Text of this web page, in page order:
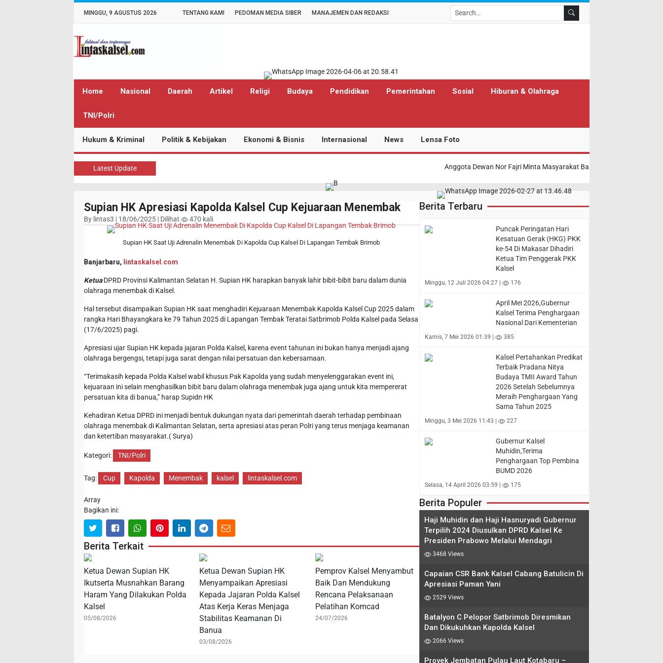
MINGGU, 9 AGUSTUS 2026 TENTANG KAMI PEDOMAN MEDIA SIBER MANAJEMEN DAN REDAKSI
Home Nasional Daerah Artikel Religi Budaya Pendidikan Pemerintahan Sosial Hiburan & Olahraga
TNI/Polri
Hukum & Kriminal Politik & Kebijakan Ekonomi & Bisnis Internasional News Lensa Foto
Latest Update Anggota Dewan Nor Fajri Minta Masyarakat Banua Meningkatkan
Supian HK Apresiasi Kapolda Kalsel Cup Kejuaraan Menembak
By lintas3 | 18/06/2025 | Dilihat 470 kali
Supian HK Saat Uji Adrenalin Menembak Di Kapolda Cup Kalsel Di Lapangan Tembak Brimob
Banjarbaru, lintaskalsel.com
KetuaDPRD Provinsi Kalimantan Selatan H. Supian HK harapkan banyak lahir bibit-bibit baru dalam dunia
olahraga menembak di Kalsel.
Hal tersebut disampaikan Supian HK saat menghadiri Kejuaraan Menembak Kapolda Kalsel Cup 2025 dalam
rangka Hari Bhayangkara ke 79 Tahun 2025 di Lapangan Tembak Teratai Satbrimob Polda Kalsel pada Selasa
(17/6/2025) pagi.
Apresiasi ujar Supian HK kepada jajaran Polda Kalsel, karena event tahunan ini bukan hanya menjadi ajang
olahraga bergengsi, tetapi juga sarat dengan nilai persatuan dan kebersamaan.
“Terimakasih kepada Polda Kalsel wabil khusus Pak Kapolda yang sudah menyelenggarakan event ini,
kejuaraan ini selain menghasilkan bibit baru dalam olahraga menembak juga ajang untuk kita mempererat
persatuan kita di banua,” harap Supidn HK
Kehadiran Ketua DPRD ini menjadi bentuk dukungan nyata dari pemerintah daerah terhadap pembinaan
olahraga menembak di Kalimantan Selatan, serta apresiasi atas peran Polri yang terus menjaga keamanan
dan ketertiban masyarakat.( Surya)
Kategori: TNI/Polri
Tag: Cup Kapolda Menembak kalsel lintaskalsel.com
Array
Bagikan ini:
Berita Terkait
Ketua Dewan Supian HK
Ikutserta Musnahkan Barang
Haram Yang Dilakukan Polda
Kalsel
05/08/2026
Ketua Dewan Supian HK
Menyampaikan Apresiasi
Kepada Jajaran Polda Kalsel
Atas Kerja Keras Menjaga
Stabilitas Keamanan Di
Banua
03/08/2026
Pemprov Kalsel Menyambut
Baik Dan Mendukung
Rencana Pelaksanaan
Pelatihan Komcad
24/07/2026
Berita Terbaru
Puncak Peringatan Hari
Kesatuan Gerak (HKG) PKK
ke-54 Di Makasar Dihadiri
Ketua Tim Penggerak PKK
Kalsel
Minggu, 12 Juli 2026 04:27 | 176
April Mei 2026,Gubernur
Kalsel Terima Penghargaan
Nasional Dari Kementerian
Kamis, 7 Mei 2026 01:39 | 385
Kalsel Pertahankan Predikat
Terbaik Pradana Nitya
Budaya TMII Award Tahun
2026 Setelah Sebelumnya
Meraih Penghargaan Yang
Sama Tahun 2025
Minggu, 3 Mei 2026 11:43 | 227
Gubernur Kalsel
Muhidin,Terima
Penghargaan Top Pembina
BUMD 2026
Selasa, 14 April 2026 03:59 | 175
Berita Populer
Haji Muhidin dan Haji Hasnuryadi Gubernur
Terpilih 2024 Diusulkan DPRD Kalsel Ke
Presiden Prabowo Melalui Mendagri
3468 Views
Capaian CSR Bank Kalsel Cabang Batulicin Di
Apresiasi Paman Yani
2529 Views
Batalyon C Pelopor Satbrimob Diresmikan
Dan Dikukuhkan Kapolda Kalsel
2066 Views
Proyek Jembatan Pulau Laut Kotabaru –